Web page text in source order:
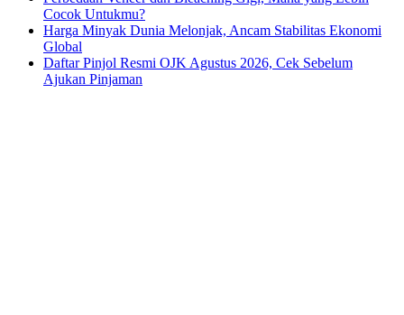
Cocok Untukmu?
Harga Minyak Dunia Melonjak, Ancam Stabilitas Ekonomi
Global
Daftar Pinjol Resmi OJK Agustus 2026, Cek Sebelum
Ajukan Pinjaman